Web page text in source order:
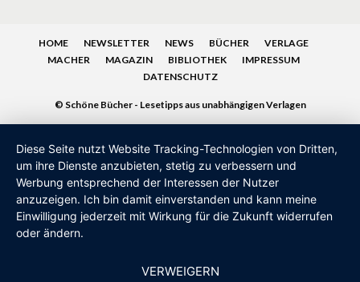
HOME NEWSLETTER NEWS BÜCHER
VERLAGE
MACHER
MAGAZIN BIBLIOTHEK
IMPRESSUM
DATENSCHUTZ
© Schöne Bücher - Lesetipps aus unabhängigen Verlagen
Diese Seite nutzt Website Tracking-Technologien von Dritten,
um ihre Dienste anzubieten, stetig zu verbessern und
Werbung entsprechend der Interessen der Nutzer
anzuzeigen. Ich bin damit einverstanden und kann meine
Einwilligung jederzeit mit Wirkung für die Zukunft widerrufen
oder ändern.
VERWEIGERN